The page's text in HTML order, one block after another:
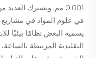
0.001 مم. وتشترك
في علوم المواد في
يسميه البعض نظامًا بيئيًا
التقليدية المرتبطة